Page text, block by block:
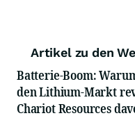
Artikel zu den
Batterie-Boom:
den Lithium-Markt
Chariot Resources